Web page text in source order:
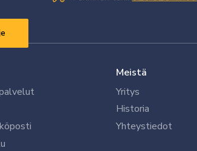
Meistä
Yritys
Historia
Yhteystiedot